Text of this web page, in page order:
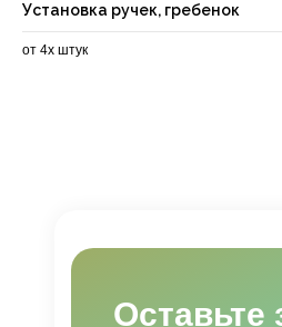
Установка ручек, гребенок
от 4х штук
Оставьте